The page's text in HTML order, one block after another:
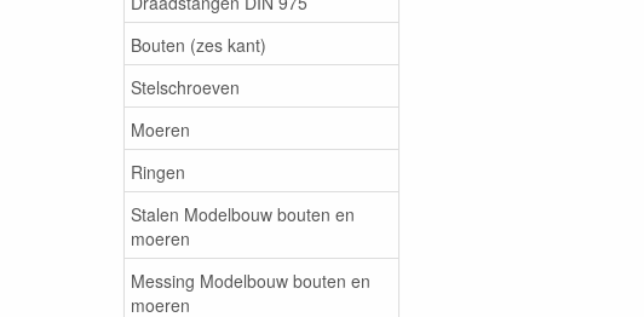
Bouten (zes kant)
Stelschroeven
Moeren
Ringen
Stalen Modelbouw bouten en
moeren
Messing Modelbouw bouten en
moeren